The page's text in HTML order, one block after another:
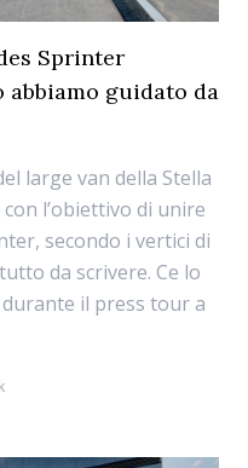
Sprinter
abbiamo guidato da
large van della Stella
l’obiettivo di unire
secondo i vertici di
da scrivere. Ce lo
il press tour a